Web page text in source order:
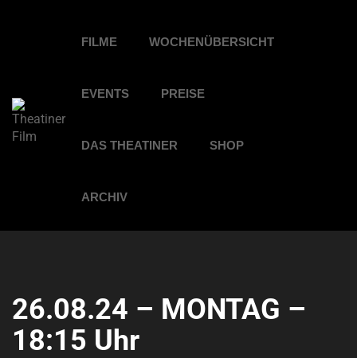
FILME WOCHENÜBERSICHT
EVENTS PREISE
DAS THEATINER SHOP
ARCHIV
26.08.24 – MONTAG –
18:15 Uhr